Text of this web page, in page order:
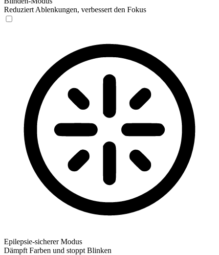
Reduziert Ablenkungen, verbessert den Fokus
Epilepsie-sicherer Modus
Dämpft Farben und stoppt Blinken